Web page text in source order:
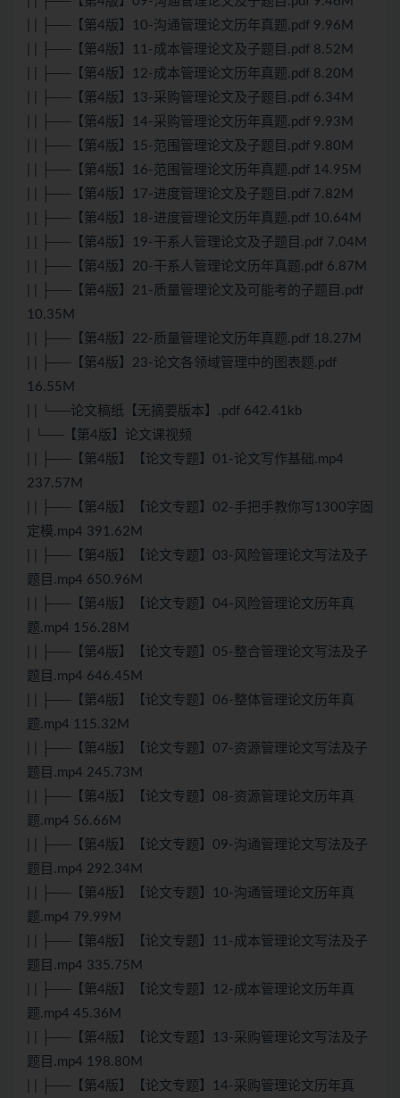
| | ├──【第4版】10-沟通管理论文历年真题.pdf 9.96M
| | ├──【第4版】11-成本管理论文及子题目.pdf 8.52M
| | ├──【第4版】12-成本管理论文历年真题.pdf 8.20M
| | ├──【第4版】13-采购管理论文及子题目.pdf 6.34M
| | ├──【第4版】14-采购管理论文历年真题.pdf 9.93M
| | ├──【第4版】15-范围管理论文及子题目.pdf 9.80M
| | ├──【第4版】16-范围管理论文历年真题.pdf 14.95M
| | ├──【第4版】17-进度管理论文及子题目.pdf 7.82M
| | ├──【第4版】18-进度管理论文历年真题.pdf 10.64M
| | ├──【第4版】19-干系人管理论文及子题目.pdf 7.04M
| | ├──【第4版】20-干系人管理论文历年真题.pdf 6.87M
| | ├──【第4版】21-质量管理论文及可能考的子题目.pdf
10.35M
| | ├──【第4版】22-质量管理论文历年真题.pdf 18.27M
| | ├──【第4版】23-论文各领域管理中的图表题.pdf
16.55M
| | └──论文稿纸【无摘要版本】.pdf 642.41kb
| └──【第4版】论文课视频
| | ├──【第4版】【论文专题】01-论文写作基础.mp4
237.57M
| | ├──【第4版】【论文专题】02-手把手教你写1300字固
定模.mp4 391.62M
| | ├──【第4版】【论文专题】03-风险管理论文写法及子
题目.mp4 650.96M
| | ├──【第4版】【论文专题】04-风险管理论文历年真
题.mp4 156.28M
| | ├──【第4版】【论文专题】05-整合管理论文写法及子
题目.mp4 646.45M
| | ├──【第4版】【论文专题】06-整体管理论文历年真
题.mp4 115.32M
| | ├──【第4版】【论文专题】07-资源管理论文写法及子
题目.mp4 245.73M
| | ├──【第4版】【论文专题】08-资源管理论文历年真
题.mp4 56.66M
| | ├──【第4版】【论文专题】09-沟通管理论文写法及子
题目.mp4 292.34M
| | ├──【第4版】【论文专题】10-沟通管理论文历年真
题.mp4 79.99M
| | ├──【第4版】【论文专题】11-成本管理论文写法及子
题目.mp4 335.75M
| | ├──【第4版】【论文专题】12-成本管理论文历年真
题.mp4 45.36M
| | ├──【第4版】【论文专题】13-采购管理论文写法及子
题目.mp4 198.80M
| | ├──【第4版】【论文专题】14-采购管理论文历年真